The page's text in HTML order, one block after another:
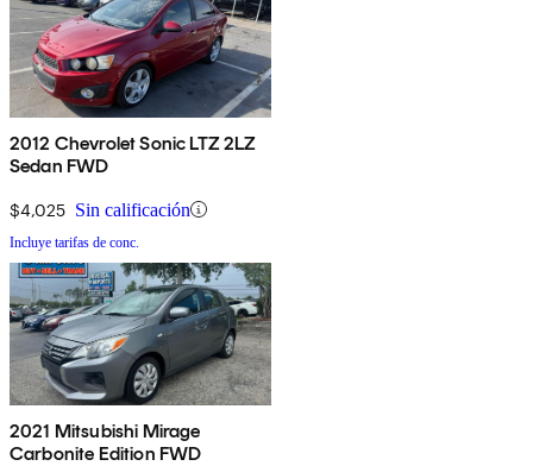
2012 Chevrolet Sonic LTZ 2LZ
Sedan FWD
$4,025 Sin calificación
Incluye tarifas de conc.
2021 Mitsubishi Mirage
Carbonite Edition FWD